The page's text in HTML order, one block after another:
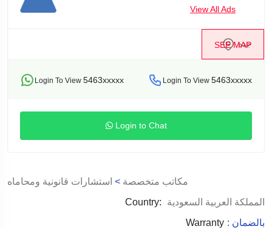
View All Ads
SEE MAP
جده
Login To View 5463xxxxx Login To View 5463xxxxx
Login to Chat
مكاتب متخصصة > استشارات قانونية ومحاماه
Country:
المملكة العربية السعودية
Warranty
: بالضمان